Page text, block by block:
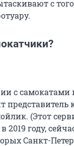
с
с
(Этот
году,
Санкт-